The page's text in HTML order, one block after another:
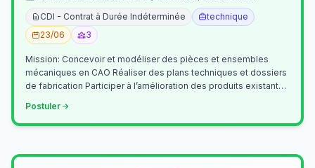
CDI - Contrat à Durée Indéterminée
technique
23/06
3
Mission: Concevoir et modéliser des pièces et ensembles
mécaniques en CAO Réaliser des plans techniques et dossiers
de fabrication Participer à l’amélioration des produits existants
Postuler